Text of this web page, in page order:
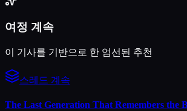
여정 계속
이 기사를 기반으로 한 엄선된 추천
스레드 계속
The Last Generation That Remembers the